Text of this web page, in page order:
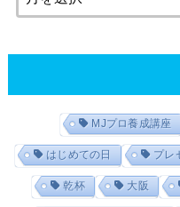
MJプロ養成講座
はじめての日 プレ
乾杯 大阪